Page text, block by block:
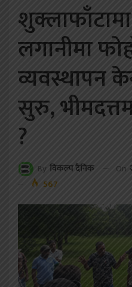
लगानीमा
व्यवस्थापन
सुरु,
?
By विकल्प दैनिक On
567